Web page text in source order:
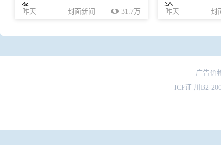
条
昨天 封面新闻 31.7万
论
昨天 封
广告价
ICP证 川B2-